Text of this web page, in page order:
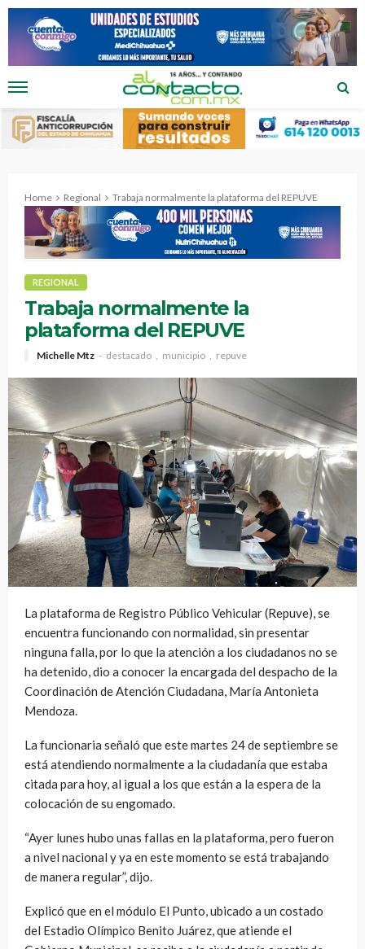
Home Regional Trabaja normalmente la plataforma del REPUVE
REGIONAL
Trabaja normalmente la
plataforma del REPUVE
Michelle Mtz destacado municipio repuve
La plataforma de Registro Público Vehicular (Repuve), se
encuentra funcionando con normalidad, sin presentar
ninguna falla, por lo que la atención a los ciudadanos no se
ha detenido, dio a conocer la encargada del despacho de la
Coordinación de Atención Ciudadana, María Antonieta
Mendoza.
La funcionaria señaló que este martes 24 de septiembre se
está atendiendo normalmente a la ciudadanía que estaba
citada para hoy, al igual a los que están a la espera de la
colocación de su engomado.
“Ayer lunes hubo unas fallas en la plataforma, pero fueron
a nivel nacional y ya en este momento se está trabajando
de manera regular”, dijo.
Explicó que en el módulo El Punto, ubicado a un costado
del Estadio Olímpico Benito Juárez, que atiende el